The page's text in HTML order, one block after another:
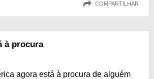
COMPARTILHAR
à procura
agora está à procura de alguém